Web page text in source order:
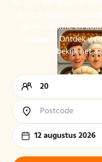
diverse warme en
cateraars. Ontdek
bekijk het
12 augustus 2026